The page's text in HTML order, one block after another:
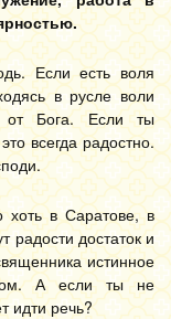
Если есть воля
в русле воли
от Бога. Если ты
всегда радостно.
в Саратове, в
радости достаток и
истинное
А если ты не
идти речь?